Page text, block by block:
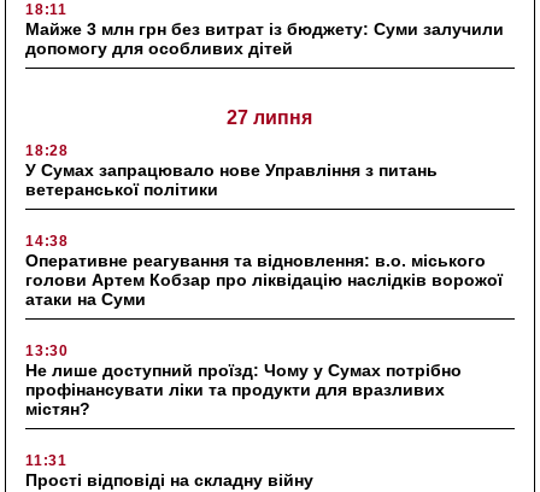
18:11
Майже 3 млн грн без витрат із бюджету: Суми залучили
допомогу для особливих дітей
27 липня
18:28
У Сумах запрацювало нове Управління з питань
ветеранської політики
14:38
Оперативне реагування та відновлення: в.о. міського
голови Артем Кобзар про ліквідацію наслідків ворожої
атаки на Суми
13:30
Не лише доступний проїзд: Чому у Сумах потрібно
профінансувати ліки та продукти для вразливих
містян?
11:31
Прості відповіді на складну війну